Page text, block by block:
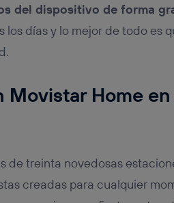
del dispositivo de forma
días y lo mejor de todo es
Home
de treinta novedosas
creadas para cualquier